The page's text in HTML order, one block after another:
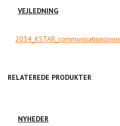
VEJLEDNING
RELATEREDE PRODUKTER
NYHEDER